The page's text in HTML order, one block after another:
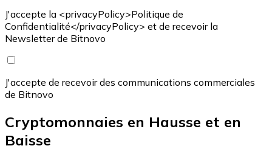
J'accepte la <privacyPolicy>Politique de
Confidentialité</privacyPolicy> et de recevoir la
Newsletter de Bitnovo
J'accepte de recevoir des communications commerciales
de Bitnovo
Cryptomonnaies en Hausse et en
Baisse